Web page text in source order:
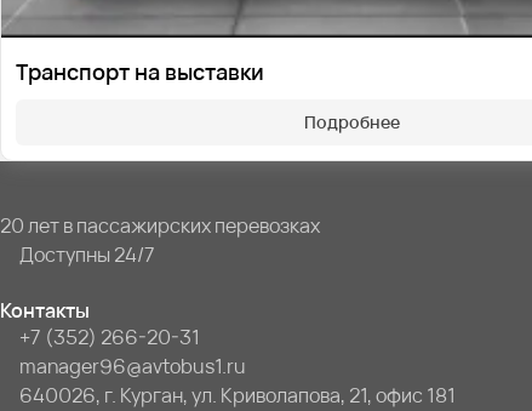
Транспорт на выставки
Подробнее
20 лет в пассажирских перевозках
Доступны 24/7
Контакты
+7 (352) 266-20-31
manager96@avtobus1.ru
640026, г. Курган, ул. Криволапова, 21, офис 181